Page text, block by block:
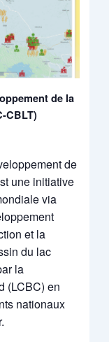
de la
CBLT)
de
une initiative
via
et la
du lac
la
(LCBC) en
nationaux